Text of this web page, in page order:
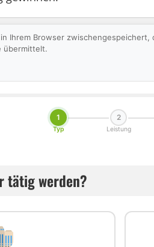
Ihrem Browser
übermittelt.
1
Typ
2
Leistung
tätig werden?